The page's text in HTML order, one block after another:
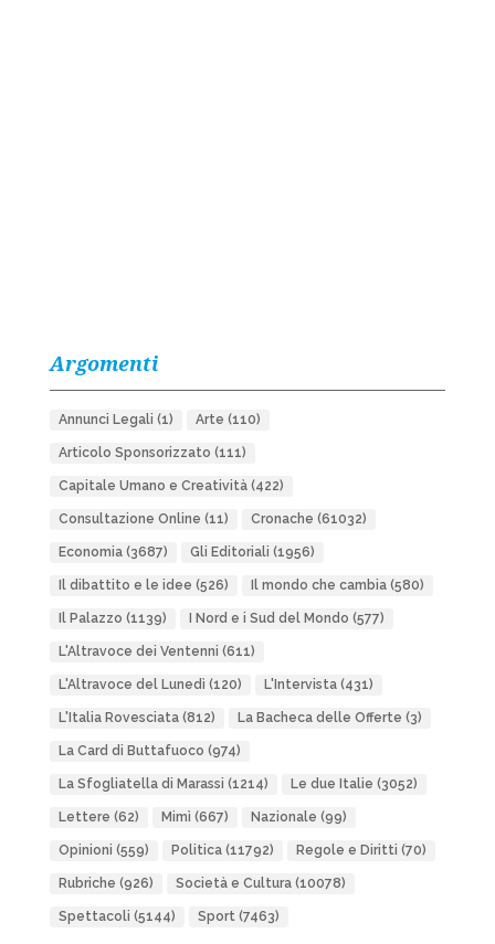
Argomenti
Annunci Legali (1) Arte (110)
Articolo Sponsorizzato (111)
Capitale Umano e Creatività(422)
Consultazione Online (11) Cronache (61032)
Economia(3687) Gli Editoriali (1956)
Il dibattito e le idee (526) Il mondo che cambia(580)
Il Palazzo (1139) I Nord e i Sud del Mondo (577)
L'Altravoce dei Ventenni (611)
L'Altravoce del Lunedì (120) L'Intervista(431)
L'Italia Rovesciata(812) La Bacheca delle Offerte (3)
La Card di Buttafuoco (974)
La Sfogliatella di Marassi (1214) Le due Italie (3052)
Lettere (62) Mimì (667) Nazionale (99)
Opinioni (559) Politica(11792) Regole e Diritti (70)
Rubriche (926) Società e Cultura(10078)
Spettacoli (5144) Sport(7463)